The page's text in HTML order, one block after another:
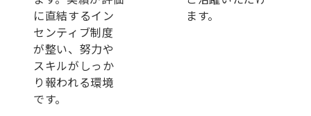
に直結するイン
センティブ制度
が整い、努力や
スキルがしっか
り報われる環境
です。
ます。